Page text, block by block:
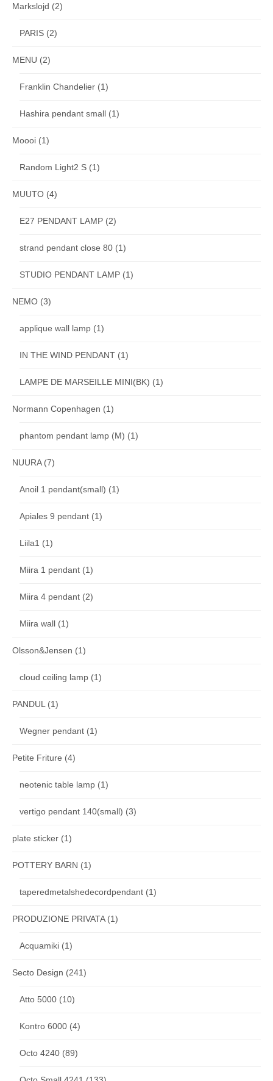
Markslojd (2)
PARIS (2)
MENU (2)
Franklin Chandelier (1)
Hashira pendant small (1)
Moooi (1)
Random Light2 S (1)
MUUTO (4)
E27 PENDANT LAMP (2)
strand pendant close 80 (1)
STUDIO PENDANT LAMP (1)
NEMO (3)
applique wall lamp (1)
IN THE WIND PENDANT (1)
LAMPE DE MARSEILLE MINI(BK) (1)
Normann Copenhagen (1)
phantom pendant lamp (M) (1)
NUURA(7)
Anoil 1 pendant(small) (1)
Apiales 9 pendant (1)
Liila1 (1)
Miira 1 pendant (1)
Miira 4 pendant (2)
Miira wall (1)
Olsson&Jensen (1)
cloud ceiling lamp (1)
PANDUL (1)
Wegner pendant (1)
Petite Friture (4)
neotenic table lamp (1)
vertigo pendant 140(small) (3)
plate sticker (1)
POTTERY BARN (1)
taperedmetalshedecordpendant (1)
PRODUZIONE PRIVATA(1)
Acquamiki (1)
Secto Design (241)
Atto 5000 (10)
Kontro 6000 (4)
Octo 4240 (89)